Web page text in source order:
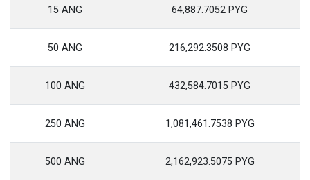
15 ANG 64,887.7052 PYG
50 ANG 216,292.3508 PYG
100 ANG 432,584.7015 PYG
250 ANG 1,081,461.7538 PYG
500 ANG 2,162,923.5075 PYG